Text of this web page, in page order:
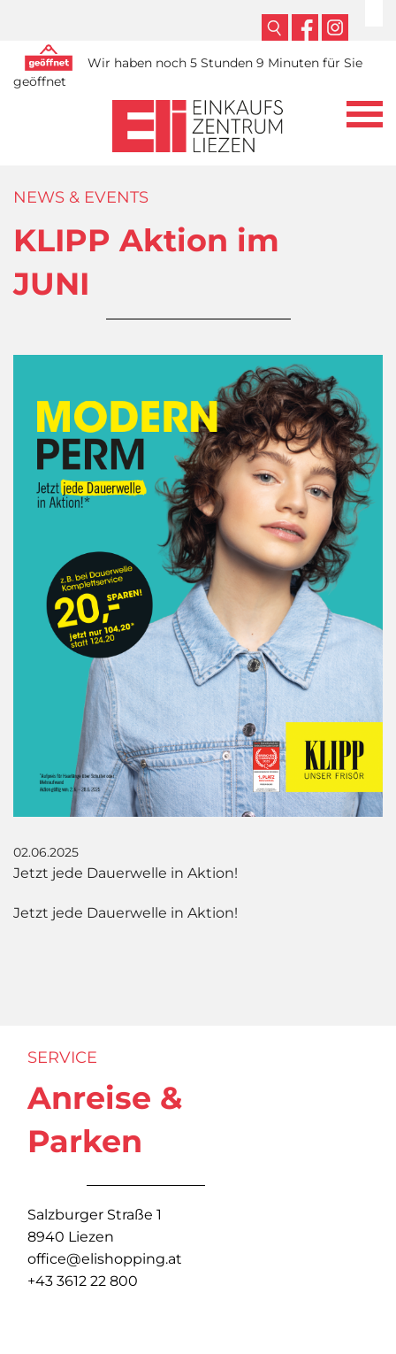
Wir haben noch 5 Stunden 9 Minuten für Sie
geöffnet
NEWS & EVENTS
KLIPP Aktion im
JUNI
02.06.2025
Jetzt jede Dauerwelle in Aktion!
Jetzt jede Dauerwelle in Aktion!
SERVICE
Anreise &
Parken
Salzburger Straße 1
8940 Liezen
office@elishopping.at
+43 3612 22 800